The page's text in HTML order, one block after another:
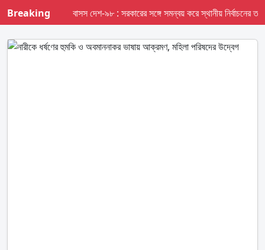
Breaking বাসস দেশ-৯৮ : সরকারের সঙ্গে সমন্বয় করে স্থানীয় নির্বাচনের